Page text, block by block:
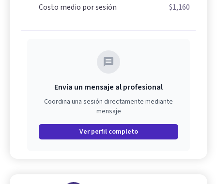
Costo medio por sesión
$1,160
Envía un mensaje al profesional
Coordina una sesión directamente mediante
mensaje
Ver perfil completo